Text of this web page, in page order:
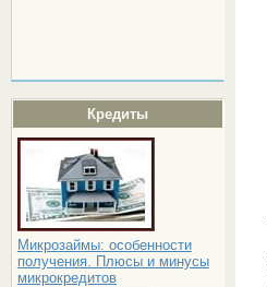
Кредиты
Микрозаймы: особенности
получения. Плюсы и минусы
микрокредитов